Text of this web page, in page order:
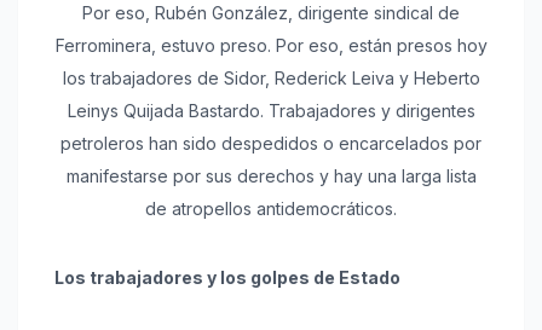
Por eso, Rubén González, dirigente sindical de
Ferrominera, estuvo preso. Por eso, están presos hoy
los trabajadores de Sidor, Rederick Leiva y Heberto
Leinys Quijada Bastardo. Trabajadores y dirigentes
petroleros han sido despedidos o encarcelados por
manifestarse por sus derechos y hay una larga lista
de atropellos antidemocráticos.
Los trabajadores y los golpes de Estado